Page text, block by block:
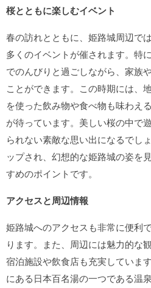
桜とともに楽しむイベント
春の訪れとともに、姫路城周辺で
多くのイベントが催されます。特
でのんびりと過ごしながら、家族
ことができます。この時期には、
を使った飲み物や食べ物も味わえ
が待っています。美しい桜の中で
られない素敵な思い出になるでし
ップされ、幻想的な姫路城の姿を
すめのポイントです。
アクセスと周辺情報
姫路城へのアクセスも非常に便利
ります。また、周辺には魅力的な
宿泊施設や飲食店も充実していま
にある日本百名湯の一つである温